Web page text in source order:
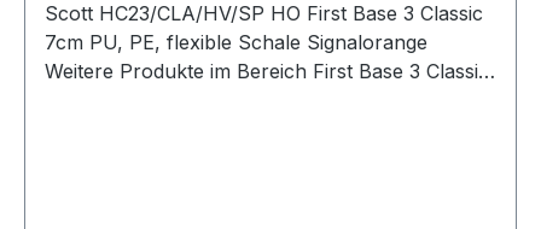
Scott HC23/CLA/HV/SP HO First Base 3 Classic
7cm PU, PE, flexible Schale Signalorange
Weitere Produkte im Bereich First Base 3 Classic